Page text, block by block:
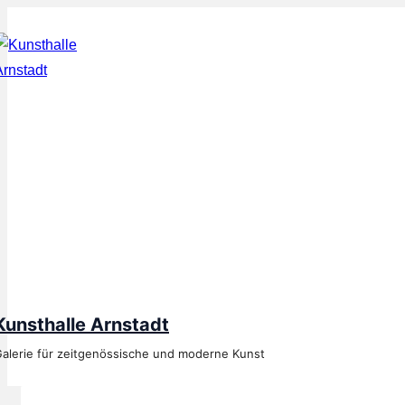
Zum
Inhalt
Arnstadt
für zeitgenössische und moderne Kunst